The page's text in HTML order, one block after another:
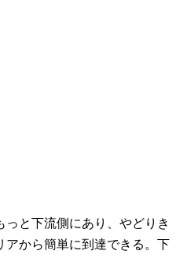
っと下流側にあり、やどりき
から簡単に到達できる。下